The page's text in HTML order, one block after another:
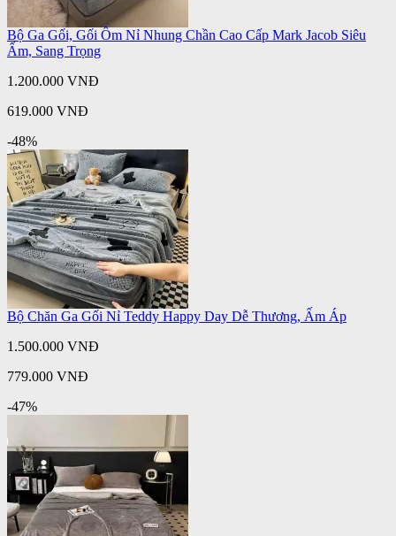
Bộ Ga Gối, Gối Ôm Nỉ Nhung Chần Cao Cấp Mark Jacob Siêu
Ấm, Sang Trọng
1.200.000 VNĐ
619.000 VNĐ
-48%
Bộ Chăn Ga Gối Nỉ Teddy Happy Day Dễ Thương, Ấm Áp
1.500.000 VNĐ
779.000 VNĐ
-47%